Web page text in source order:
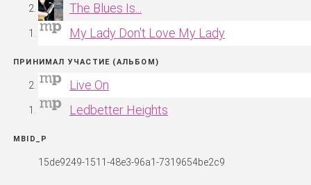
The Blues Is...
My Lady Don't Love My Lady
ПРИНИМАЛ УЧАСТИЕ (АЛЬБОМ)
Live On
Ledbetter Heights
MBID_P
15de9249-1511-48e3-96a1-7319654be2c9